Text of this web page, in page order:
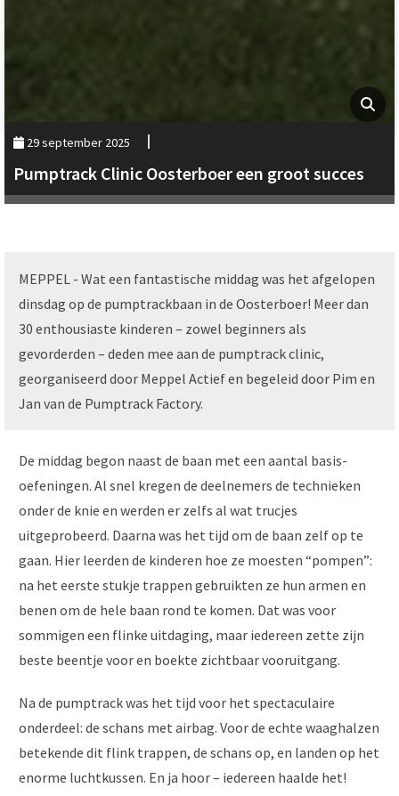
29 september 2025
Pumptrack Clinic Oosterboer een groot succes
MEPPEL - Wat een fantastische middag was het afgelopen
dinsdag op de pumptrackbaan in de Oosterboer! Meer dan
30 enthousiaste kinderen – zowel beginners als
gevorderden – deden mee aan de pumptrack clinic,
georganiseerd door Meppel Actief en begeleid door Pim en
Jan van de Pumptrack Factory.
De middag begon naast de baan met een aantal basis­
oefeningen. Al snel kregen de deelnemers de technieken
onder de knie en werden er zelfs al wat trucjes
uitgeprobeerd. Daarna was het tijd om de baan zelf op te
gaan. Hier leerden de kinderen hoe ze moesten “pompen”:
na het eerste stukje trappen gebruikten ze hun armen en
benen om de hele baan rond te komen. Dat was voor
sommigen een flinke uitdaging, maar iedereen zette zijn
beste beentje voor en boekte zichtbaar vooruitgang.
Na de pumptrack was het tijd voor het spectaculaire
onderdeel: de schans met airbag. Voor de echte waaghalzen
betekende dit flink trappen, de schans op, en landen op het
enorme luchtkussen. En ja hoor – iedereen haalde het!